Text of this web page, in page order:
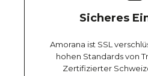
Sicheres
Amorana ist SSL
hohen Standards von
Zertifizierter